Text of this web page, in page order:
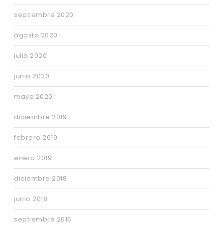
septiembre 2020
agosto 2020
julio 2020
junio 2020
mayo 2020
diciembre 2019
febrero 2019
enero 2019
diciembre 2018
junio 2018
septiembre 2016